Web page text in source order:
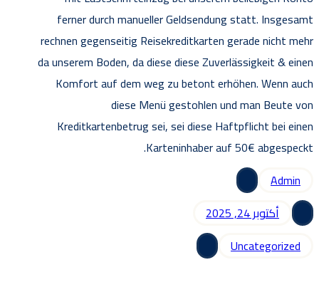
ferner durch manueller Geldsendung statt. Insgesamt
rechnen gegenseitig Reisekreditkarten gerade nicht mehr
da unserem Boden, da diese diese Zuverlässigkeit & einen
Komfort auf dem weg zu betont erhöhen. Wenn auch
diese Menü gestohlen und man Beute von
Kreditkartenbetrug sei, sei diese Haftpflicht bei einen
Karteninhaber auf 50€ abgespeckt.
Admin
أكتوبر 24, 2025
Uncategorized